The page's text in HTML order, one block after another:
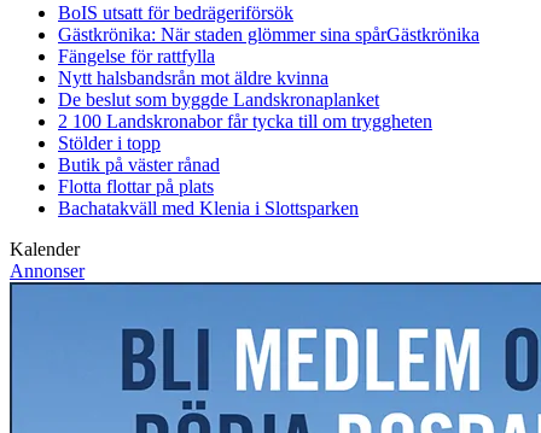
BoIS utsatt för bedrägeriförsök
Gästkrönika: När staden glömmer sina spårGästkrönika
Fängelse för rattfylla
Nytt halsbandsrån mot äldre kvinna
De beslut som byggde Landskronaplanket
2 100 Landskronabor får tycka till om tryggheten
Stölder i topp
Butik på väster rånad
Flotta flottar på plats
Bachatakväll med Klenia i Slottsparken
Kalender
Annonser